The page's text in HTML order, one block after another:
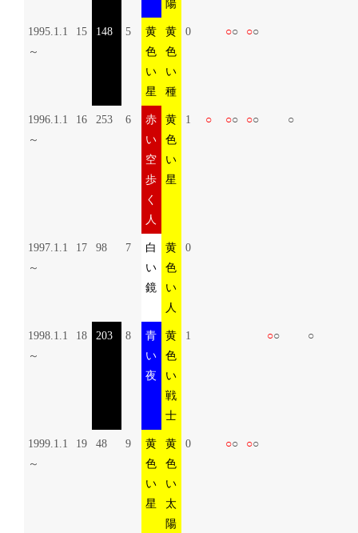
陽
1995.1.1
～
15 148 5
黄
色
い
星
黄
色
い
種
0 ○○ ○○
1996.1.1
～
16 253 6
赤
い
空
歩
く
人
黄
色
い
星
1 ○ ○○ ○○ ○
1997.1.1
～
17 98 7
白
い
鏡
黄
色
い
人
0
1998.1.1
～
18 203 8
青
い
夜
黄
色
い
戦
士
1 ○○ ○
1999.1.1
～
19 48 9
黄
色
い
星
黄
色
い
太
陽
0 ○○ ○○